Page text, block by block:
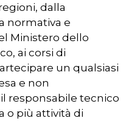
dalla
normativa e
Ministero dello
ai corsi di
un qualsiasi
e non
responsabile tecnico
o più attività di